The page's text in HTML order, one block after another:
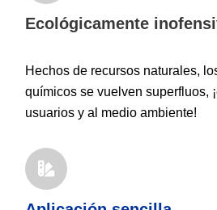
Ecológicamente
Hechos de recursos naturales,
químicos se vuelven superfluos,
usuarios y al medio ambiente!